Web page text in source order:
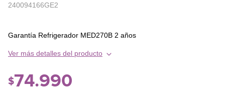
240094166GE2
Garantía Refrigerador MED270B 2 años
Ver más detalles del producto
$74.990